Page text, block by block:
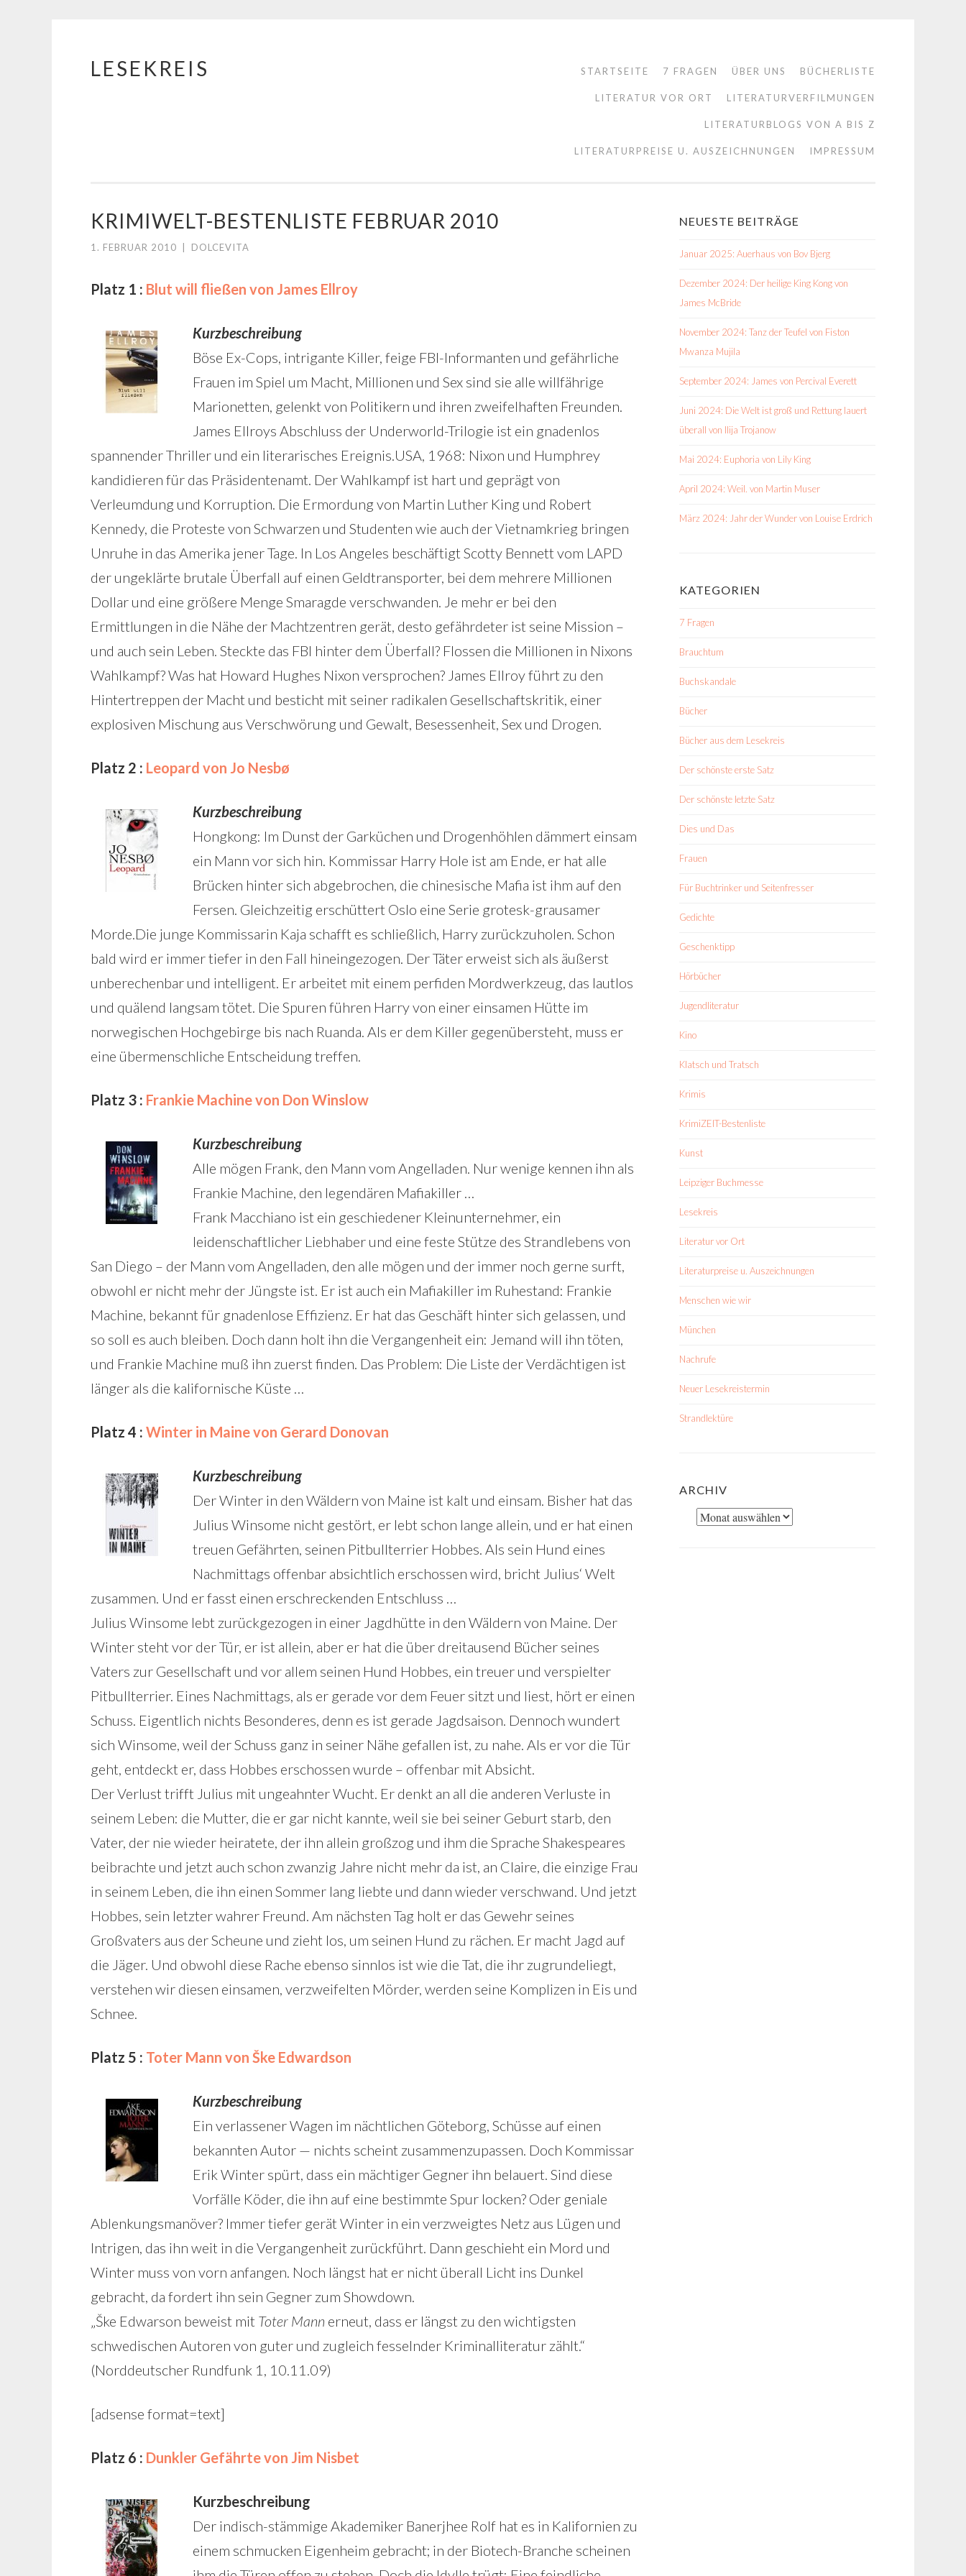
Springe
LESEKREIS STARTSEITE 7 FRAGEN ÜBER UNS BÜCHERLISTE
LITERATUR VOR ORT LITERATURVERFILMUNGEN
LITERATURBLOGS VON A BIS Z
LITERATURPREISE U. AUSZEICHNUNGEN IMPRESSUM
KRIMIWELT-BESTENLISTE FEBRUAR 2010
1. FEBRUAR 2010 DOLCEVITA
Platz 1 : Blut will fließen von James Ellroy
Kurzbeschreibung
Böse Ex-Cops, intrigante Killer, feige FBI-Informanten und gefährliche
Frauen im Spiel um Macht, Millionen und Sex sind sie alle willfährige
Marionetten, gelenkt von Politikern und ihren zweifelhaften Freunden.
James Ellroys Abschluss der Underworld-Trilogie ist ein gnadenlos
spannender Thriller und ein literarisches Ereignis.USA, 1968: Nixon und Humphrey
kandidieren für das Präsidentenamt. Der Wahlkampf ist hart und geprägt von
Verleumdung und Korruption. Die Ermordung von Martin Luther King und Robert
Kennedy, die Proteste von Schwarzen und Studenten wie auch der Vietnamkrieg bringen
Unruhe in das Amerika jener Tage. In Los Angeles beschäftigt Scotty Bennett vom LAPD
der ungeklärte brutale Überfall auf einen Geldtransporter, bei dem mehrere Millionen
Dollar und eine größere Menge Smaragde verschwanden. Je mehr er bei den
Ermittlungen in die Nähe der Machtzentren gerät, desto gefährdeter ist seine Mission –
und auch sein Leben. Steckte das FBI hinter dem Überfall? Flossen die Millionen in Nixons
Wahlkampf? Was hat Howard Hughes Nixon versprochen? James Ellroy führt zu den
Hintertreppen der Macht und besticht mit seiner radikalen Gesellschaftskritik, einer
explosiven Mischung aus Verschwörung und Gewalt, Besessenheit, Sex und Drogen.
Platz 2 : Leopard von Jo Nesbø
Kurzbeschreibung
Hongkong: Im Dunst der Garküchen und Drogenhöhlen dämmert einsam
ein Mann vor sich hin. Kommissar Harry Hole ist am Ende, er hat alle
Brücken hinter sich abgebrochen, die chinesische Mafia ist ihm auf den
Fersen. Gleichzeitig erschüttert Oslo eine Serie grotesk-grausamer
Morde.Die junge Kommissarin Kaja schafft es schließlich, Harry zurückzuholen. Schon
bald wird er immer tiefer in den Fall hineingezogen. Der Täter erweist sich als äußerst
unberechenbar und intelligent. Er arbeitet mit einem perfiden Mordwerkzeug, das lautlos
und quälend langsam tötet. Die Spuren führen Harry von einer einsamen Hütte im
norwegischen Hochgebirge bis nach Ruanda. Als er dem Killer gegenübersteht, muss er
eine übermenschliche Entscheidung treffen.
Platz 3 : Frankie Machine von Don Winslow
Kurzbeschreibung
Alle mögen Frank, den Mann vom Angelladen. Nur wenige kennen ihn als
Frankie Machine, den legendären Mafiakiller …
Frank Macchiano ist ein geschiedener Kleinunternehmer, ein
leidenschaftlicher Liebhaber und eine feste Stütze des Strandlebens von
San Diego – der Mann vom Angelladen, den alle mögen und der immer noch gerne surft,
obwohl er nicht mehr der Jüngste ist. Er ist auch ein Mafiakiller im Ruhestand: Frankie
Machine, bekannt für gnadenlose Effizienz. Er hat das Geschäft hinter sich gelassen, und
so soll es auch bleiben. Doch dann holt ihn die Vergangenheit ein: Jemand will ihn töten,
und Frankie Machine muß ihn zuerst finden. Das Problem: Die Liste der Verdächtigen ist
länger als die kalifornische Küste …
Platz 4 : Winter in Maine von Gerard Donovan
Kurzbeschreibung
Der Winter in den Wäldern von Maine ist kalt und einsam. Bisher hat das
Julius Winsome nicht gestört, er lebt schon lange allein, und er hat einen
treuen Gefährten, seinen Pitbullterrier Hobbes. Als sein Hund eines
Nachmittags offenbar absichtlich erschossen wird, bricht Julius‘ Welt
zusammen. Und er fasst einen erschreckenden Entschluss …
Julius Winsome lebt zurückgezogen in einer Jagdhütte in den Wäldern von Maine. Der
Winter steht vor der Tür, er ist allein, aber er hat die über dreitausend Bücher seines
Vaters zur Gesellschaft und vor allem seinen Hund Hobbes, ein treuer und verspielter
Pitbullterrier. Eines Nachmittags, als er gerade vor dem Feuer sitzt und liest, hört er einen
Schuss. Eigentlich nichts Besonderes, denn es ist gerade Jagdsaison. Dennoch wundert
sich Winsome, weil der Schuss ganz in seiner Nähe gefallen ist, zu nahe. Als er vor die Tür
geht, entdeckt er, dass Hobbes erschossen wurde – offenbar mit Absicht.
Der Verlust trifft Julius mit ungeahnter Wucht. Er denkt an all die anderen Verluste in
seinem Leben: die Mutter, die er gar nicht kannte, weil sie bei seiner Geburt starb, den
Vater, der nie wieder heiratete, der ihn allein großzog und ihm die Sprache Shakespeares
beibrachte und jetzt auch schon zwanzig Jahre nicht mehr da ist, an Claire, die einzige Frau
in seinem Leben, die ihn einen Sommer lang liebte und dann wieder verschwand. Und jetzt
Hobbes, sein letzter wahrer Freund. Am nächsten Tag holt er das Gewehr seines
Großvaters aus der Scheune und zieht los, um seinen Hund zu rächen. Er macht Jagd auf
die Jäger. Und obwohl diese Rache ebenso sinnlos ist wie die Tat, die ihr zugrundeliegt,
verstehen wir diesen einsamen, verzweifelten Mörder, werden seine Komplizen in Eis und
Schnee.
Platz 5 : Toter Mann von Ške Edwardson
Kurzbeschreibung
Ein verlassener Wagen im nächtlichen Göteborg, Schüsse auf einen
bekannten Autor — nichts scheint zusammenzupassen. Doch Kommissar
Erik Winter spürt, dass ein mächtiger Gegner ihn belauert. Sind diese
Vorfälle Köder, die ihn auf eine bestimmte Spur locken? Oder geniale
Ablenkungsmanöver? Immer tiefer gerät Winter in ein verzweigtes Netz aus Lügen und
Intrigen, das ihn weit in die Vergangenheit zurückführt. Dann geschieht ein Mord und
Winter muss von vorn anfangen. Noch längst hat er nicht überall Licht ins Dunkel
gebracht, da fordert ihn sein Gegner zum Showdown.
„Ške Edwarson beweist mit Toter Mann erneut, dass er längst zu den wichtigsten
schwedischen Autoren von guter und zugleich fesselnder Kriminalliteratur zählt.“
(Norddeutscher Rundfunk 1, 10.11.09)
[adsense format=text]
Platz 6 : Dunkler Gefährte von Jim Nisbet
Kurzbeschreibung
Der indisch-stämmige Akademiker Banerjhee Rolf hat es in Kalifornien zu
einem schmucken Eigenheim gebracht; in der Biotech-Branche scheinen
NEUESTE BEITRÄGE
Januar 2025: Auerhaus von Bov Bjerg
Dezember 2024: Der heilige King Kong von
James McBride
November 2024: Tanz der Teufel von Fiston
Mwanza Mujila
September 2024: James von Percival Everett
Juni 2024: Die Welt ist groß und Rettung lauert
überall von Ilija Trojanow
Mai 2024: Euphoria von Lily King
April 2024: Weil. von Martin Muser
März 2024: Jahr der Wunder von Louise Erdrich
KATEGORIEN
7 Fragen
Brauchtum
Buchskandale
Bücher
Bücher aus dem Lesekreis
Der schönste erste Satz
Der schönste letzte Satz
Dies und Das
Frauen
Für Buchtrinker und Seitenfresser
Gedichte
Geschenktipp
Hörbücher
Jugendliteratur
Kino
Klatsch und Tratsch
Krimis
KrimiZEIT-Bestenliste
Kunst
Leipziger Buchmesse
Lesekreis
Literatur vor Ort
Literaturpreise u. Auszeichnungen
Menschen wie wir
München
Nachrufe
Neuer Lesekreistermin
Strandlektüre
ARCHIV
Archiv